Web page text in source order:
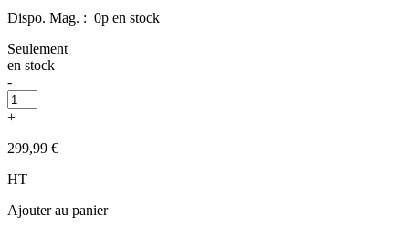
Dispo. Mag. : 0p en stock
Seulement
en stock
-
+
299,99 €
HT
Ajouter au panier